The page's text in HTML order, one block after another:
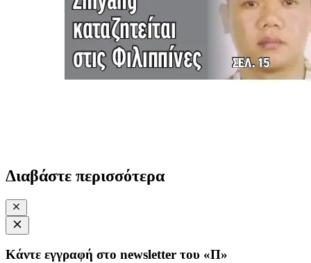
Διαβάστε περισσότερα
Κάντε εγγραφή στο newsletter του «Π»